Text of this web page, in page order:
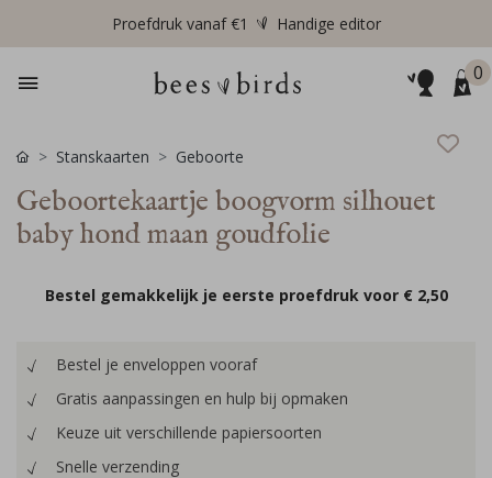
Proefdruk vanaf €1 Handige editor
0
Stanskaarten Geboorte
Geboortekaartje boogvorm silhouet
baby hond maan goudfolie
Bestel gemakkelijk je eerste proefdruk voor € 2,50
Bestel je enveloppen vooraf
Gratis aanpassingen en hulp bij opmaken
Keuze uit verschillende papiersoorten
Snelle verzending